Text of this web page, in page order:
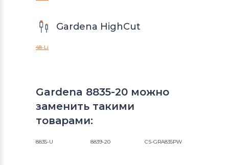
Gardena HighCut
48-Li
Gardena 8835-20 можно
заменить такими
товарами:
8835-U 8839-20 CS-GRA835PW